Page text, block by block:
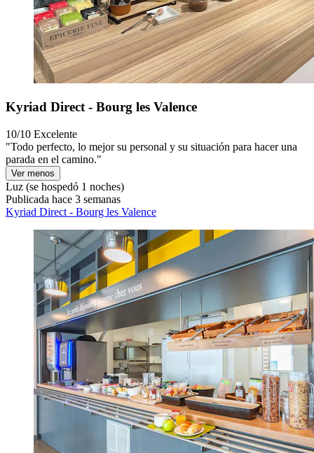
Kyriad Direct - Bourg les Valence
10/10 Excelente
"Todo perfecto, lo mejor su personal y su situación para hacer una
parada en el camino."
Ver menos
Luz (se hospedó 1 noches)
Publicada hace 3 semanas
Kyriad Direct - Bourg les Valence